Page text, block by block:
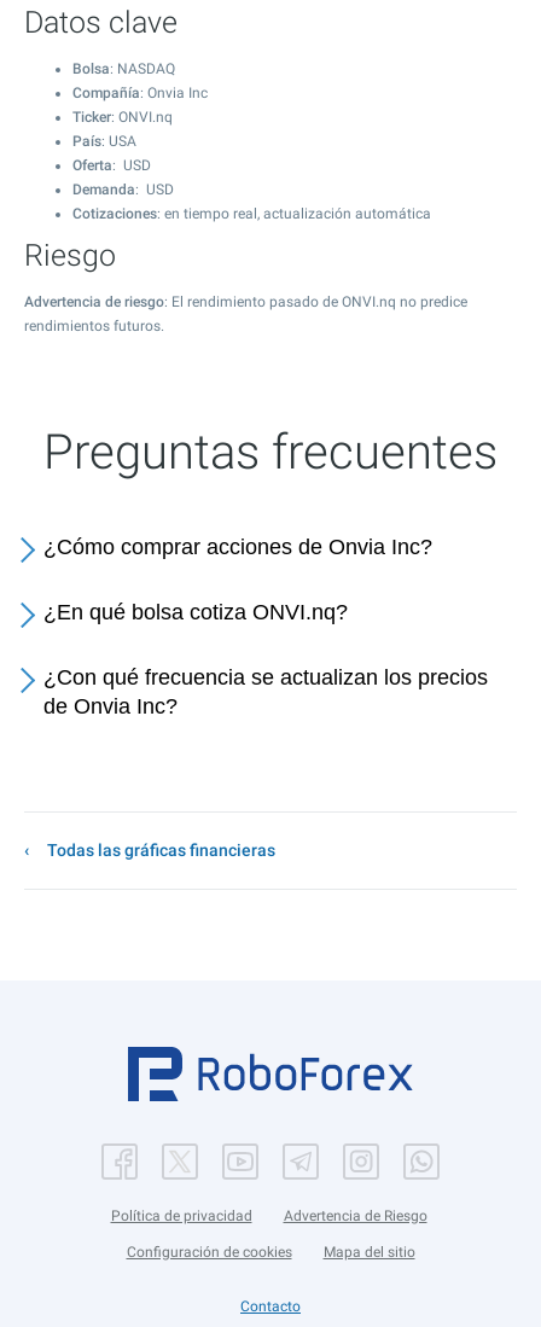
Datos clave
Bolsa: NASDAQ
Compañía: Onvia Inc
Ticker: ONVI.nq
País: USA
Oferta: USD
Demanda: USD
Cotizaciones: en tiempo real, actualización automática
Riesgo
Advertencia de riesgo: El rendimiento pasado de ONVI.nq no predice
rendimientos futuros.
Preguntas frecuentes
¿Cómo comprar acciones de Onvia Inc?
¿En qué bolsa cotiza ONVI.nq?
¿Con qué frecuencia se actualizan los precios
de Onvia Inc?
Todas las gráficas financieras
Política de privacidad Advertencia de Riesgo
Configuración de cookies Mapa del sitio
Contacto